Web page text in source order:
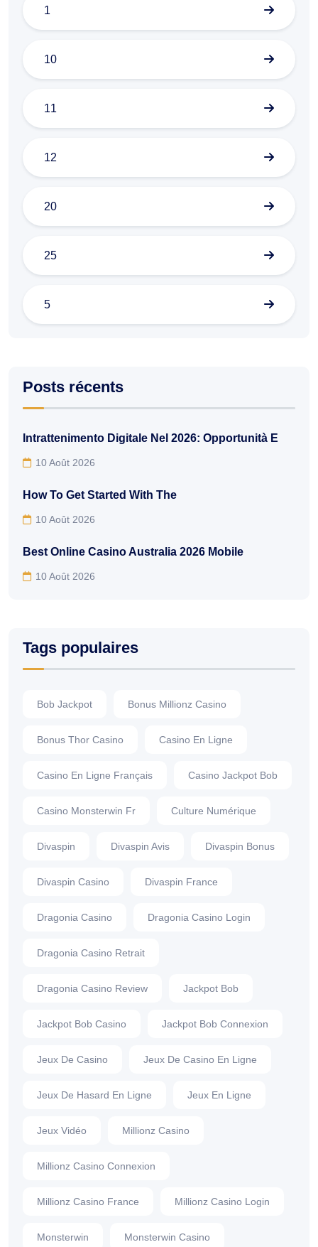
1
10
11
12
20
25
5
Posts récents
Intrattenimento Digitale Nel 2026: Opportunità E
10 Août 2026
How To Get Started With The
10 Août 2026
Best Online Casino Australia 2026 Mobile
10 Août 2026
Tags populaires
Bob Jackpot Bonus Millionz Casino
Bonus Thor Casino Casino En Ligne
Casino En Ligne Français Casino Jackpot Bob
Casino Monsterwin Fr Culture Numérique
Divaspin Divaspin Avis Divaspin Bonus
Divaspin Casino Divaspin France
Dragonia Casino Dragonia Casino Login
Dragonia Casino Retrait
Dragonia Casino Review Jackpot Bob
Jackpot Bob Casino Jackpot Bob Connexion
Jeux De Casino Jeux De Casino En Ligne
Jeux De Hasard En Ligne Jeux En Ligne
Jeux Vidéo Millionz Casino
Millionz Casino Connexion
Millionz Casino France Millionz Casino Login
Monsterwin Monsterwin Casino